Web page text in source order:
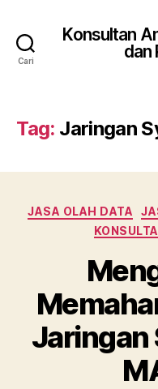
Cari
Konsultan
dan
Tag: Jaringan
JASA OLAH DATA
Jaringan